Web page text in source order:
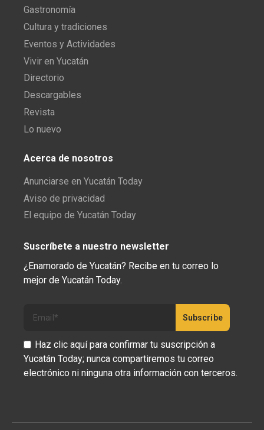
Gastronomía
Cultura y tradiciones
Eventos y Actividades
Vivir en Yucatán
Directorio
Descargables
Revista
Lo nuevo
Acerca de nosotros
Anunciarse en Yucatán Today
Aviso de privacidad
El equipo de Yucatán Today
Suscríbete a nuestro newsletter
¿Enamorado de Yucatán? Recibe en tu correo lo
mejor de Yucatán Today.
Haz clic aquí para confirmar tu suscripción a
Yucatán Today; nunca compartiremos tu correo
electrónico ni ninguna otra información con terceros.